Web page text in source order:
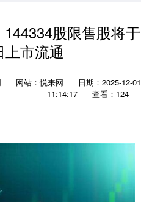
股限售股将于
上市流通
网站：悦来网
日期：2025-12-01
11:14:17
查看：124